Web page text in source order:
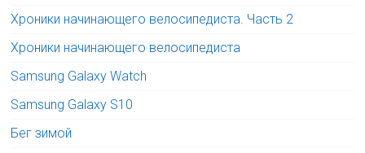
Хроники начинающего велосипедиста. Часть 2
Хроники начинающего велосипедиста
Samsung Galaxy Watch
Samsung Galaxy S10
Бег зимой